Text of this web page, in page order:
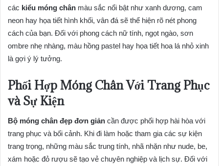
các kiểu móng chân màu sắc nổi bật như xanh dương, cam
neon hay họa tiết hình khối, vân đá sẽ thể hiện rõ nét phong
cách của bạn. Đối với phong cách nữ tính, ngọt ngào, sơn
ombre nhẹ nhàng, màu hồng pastel hay họa tiết hoa lá nhỏ xinh
là gợi ý lý tưởng.
Phối Hợp Móng Chân Với Trang Phục
và Sự Kiện
Bộ móng chân đẹp đơn giản cần được phối hợp hài hòa với
trang phục và bối cảnh. Khi đi làm hoặc tham gia các sự kiện
trang trọng, những màu sắc trung tính, nhã nhặn như nude, be,
xám hoặc đỏ rượu sẽ tạo vẻ chuyên nghiệp và lịch sự. Đối với